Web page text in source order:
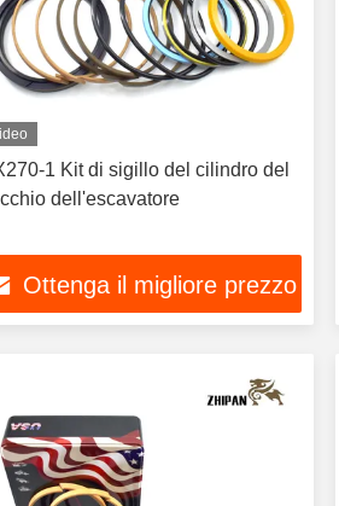
1 Kit di sigillo del cilindro del
dell'escavatore
Ottenga il migliore prezzo